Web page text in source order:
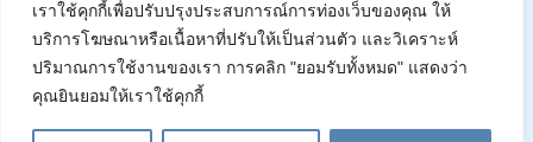
เราใช้คุกกี้เพื่อปรับปรุงประสบการณ์การท่องเว็บของคุณ ให้
บริการโฆษณาหรือเนื้อหาที่ปรับให้เป็นส่วนตัว และวิเคราะห์
ปริมาณการใช้งานของเรา การคลิก "ยอมรับทั้งหมด" แสดงว่า
คุณยินยอมให้เราใช้คุกกี้
สมัครสมาชิก
นโยบายความเป็นส่วนตัว